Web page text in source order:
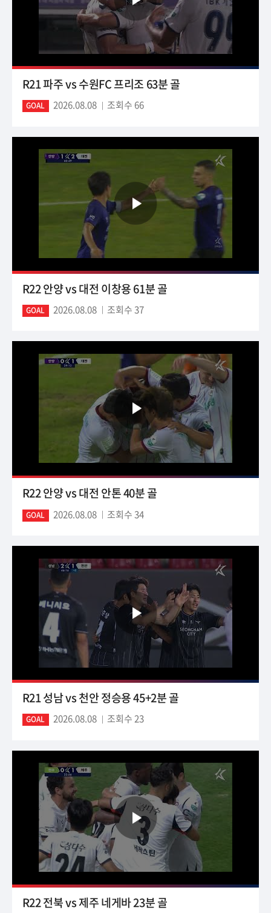
R21 파주 vs 수원FC 프리조 63분 골
GOAL 2026.08.08 조회수 66
R22 안양 vs 대전 이창용 61분 골
GOAL 2026.08.08 조회수 37
R22 안양 vs 대전 안톤 40분 골
GOAL 2026.08.08 조회수 34
R21 성남 vs 천안 정승용 45+2분 골
GOAL 2026.08.08 조회수 23
R22 전북 vs 제주 네게바 23분 골